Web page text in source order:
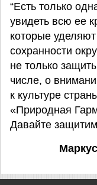
“Есть только
увидеть всю ее
которые
сохранности
не только
числе, о
к культуре
«Природная
Давайте